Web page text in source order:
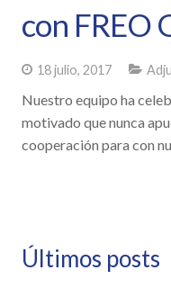
con FREO
18 julio, 2017
Nuestro equipo ha
motivado que nunca
cooperación para con
Últimos posts